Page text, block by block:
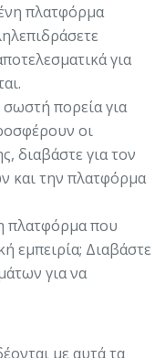
πλατφόρμα
για
πορεία για
οι
διαβάστε για τον
και την πλατφόρμα
πλατφόρμα που
εμπειρία; Διαβάστε
για να
με αυτά τα